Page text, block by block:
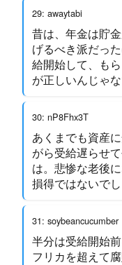
29: awaytabi
昔は、年金は貯
げるべき派だっ
給開始して、も
が正しいんじゃ
30: nP8Fhx3T
あくまでも資産
がら受給遅らせ
は。悲惨な老後
損得ではないでし
31: soybeancucumber
半分は受給開始
フリカを超えて